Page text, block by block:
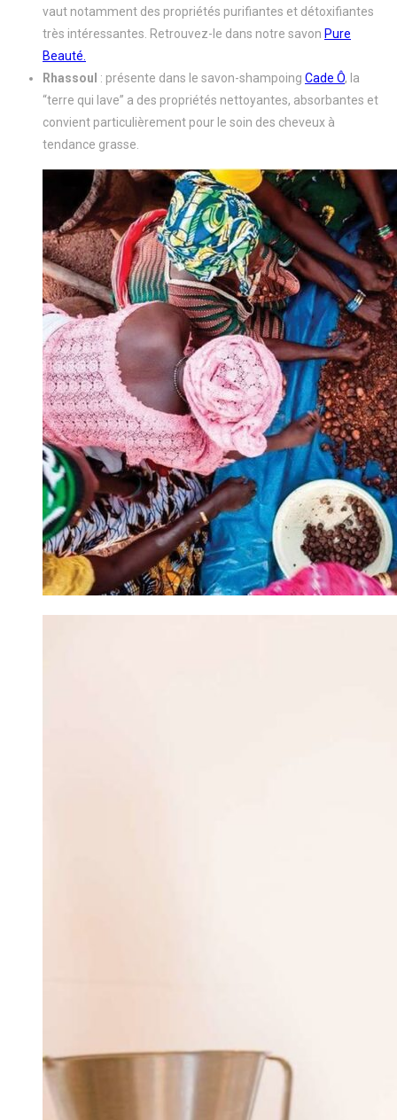
vaut notamment des propriétés purifiantes et détoxifiantes
très intéressantes. Retrouvez-le dans notre savon Pure
Beauté.
Rhassoul : présente dans le savon-shampoing Cade Ô, la
“terre qui lave” a des propriétés nettoyantes, absorbantes et
convient particulièrement pour le soin des cheveux à
tendance grasse.